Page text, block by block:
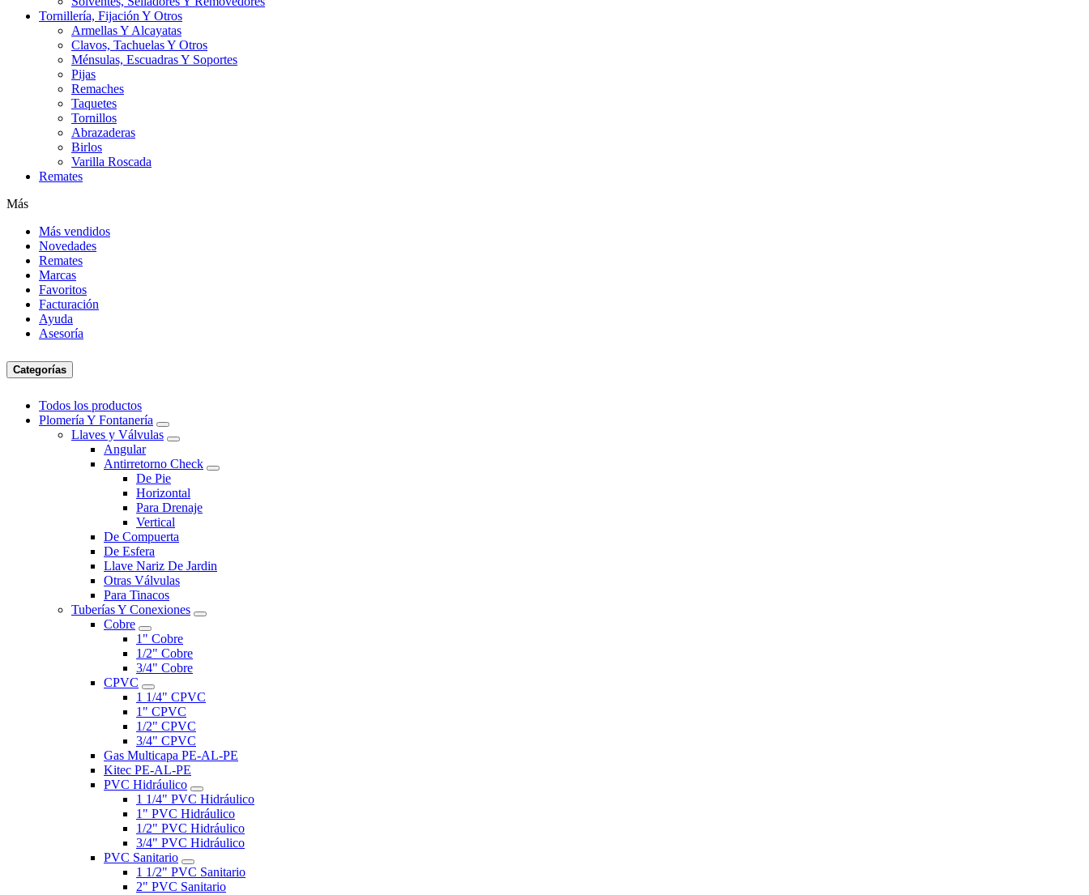
Tornillería, Fijación Y Otros
Armellas Y Alcayatas
Clavos, Tachuelas Y Otros
Ménsulas, Escuadras Y Soportes
Pijas
Remaches
Taquetes
Tornillos
Abrazaderas
Birlos
Varilla Roscada
Remates
Más
Más vendidos
Novedades
Remates
Marcas
Favoritos
Facturación
Ayuda
Asesoría
Categorías
Todos los productos
Plomería Y Fontanería
Llaves y Válvulas
Angular
Antirretorno Check
De Pie
Horizontal
Para Drenaje
Vertical
De Compuerta
De Esfera
Llave Nariz De Jardin
Otras Válvulas
Para Tinacos
Tuberías Y Conexiones
Cobre
1" Cobre
1/2" Cobre
3/4" Cobre
CPVC
1 1/4" CPVC
1" CPVC
1/2" CPVC
3/4" CPVC
Gas Multicapa PE-AL-PE
Kitec PE-AL-PE
PVC Hidráulico
1 1/4" PVC Hidráulico
1" PVC Hidráulico
1/2" PVC Hidráulico
3/4" PVC Hidráulico
PVC Sanitario
1 1/2" PVC Sanitario
2" PVC Sanitario